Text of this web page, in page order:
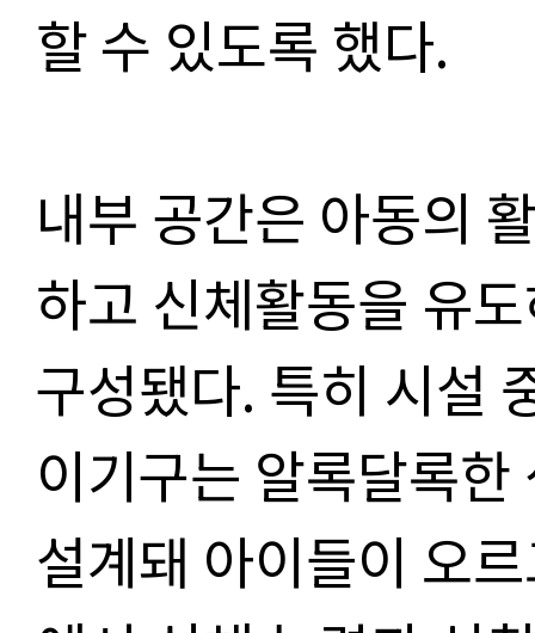
할 수 있도록 했다.
내부 공간은 아동의
하고 신체활동을 유
구성됐다. 특히 시설
이기구는 알록달록
설계돼 아이들이 오